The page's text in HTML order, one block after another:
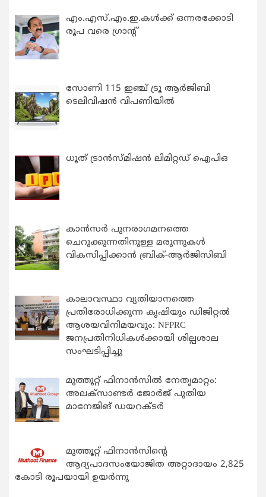
എം.എസ്.എം.ഇ.കൾക്ക് ഒന്നരക്കോടി
രൂപ വരെ ഗ്രാന്റ്
സോണി 115 ഇഞ്ച് ട്രൂ ആർജിബി
ടെലിവിഷൻ വിപണിയിൽ
ധൂത് ട്രാൻസ്മിഷൻ ലിമിറ്റഡ് ഐപിഒ
കാന്‍സര്‍ പുനരാഗമനത്തെ
ചെറുക്കുന്നതിനുള്ള മരുന്നുകള്‍
വികസിപ്പിക്കാന്‍ ബ്രിക്-ആര്‍ജിസിബി
കാലാവസ്ഥാ വ്യതിയാനത്തെ
പ്രതിരോധിക്കുന്ന കൃഷിയും ഡിജിറ്റൽ
ആശയവിനിമയവും: NFPRC
ജനപ്രതിനിധികൾക്കായി ശില്പശാല
സംഘടിപ്പിച്ചു
മുത്തൂറ്റ് ഫിനാൻസിൽ നേതൃമാറ്റം:
അലക്സാണ്ടർ ജോർജ് പുതിയ
മാനേജിങ് ഡയറക്ടർ
മുത്തൂറ്റ് ഫിനാൻസിന്റെ
ആദ്യപാദസംയോജിത അറ്റാദായം 2,825
കോടി രൂപയായി ഉയർന്നു